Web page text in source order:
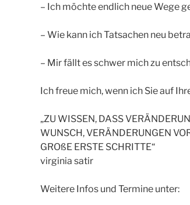
– Ich möchte endlich neue Wege
– Wie kann ich Tatsachen neu
– Mir fällt es schwer mich zu
Ich freue mich, wenn ich Sie auf
„ZU WISSEN, DASS
WUNSCH, VERÄNDERUNGEN
GROßE ERSTE SCHRITTE“
virginia satir
Weitere Infos und Termine unter: